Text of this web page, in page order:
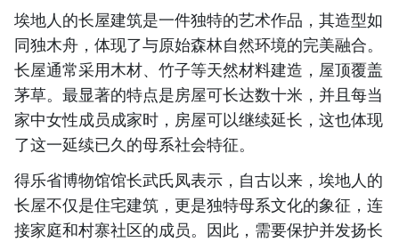
埃地人的长屋建筑是一件独特的艺术作品，其造型如
同独木舟，体现了与原始森林自然环境的完美融合。
长屋通常采用木材、竹子等天然材料建造，屋顶覆盖
茅草。最显著的特点是房屋可长达数十米，并且每当
家中女性成员成家时，房屋可以继续延长，这也体现
了这一延续已久的母系社会特征。
得乐省博物馆馆长武氏凤表示，自古以来，埃地人的
长屋不仅是住宅建筑，更是独特母系文化的象征，连
接家庭和村寨社区的成员。因此，需要保护并发扬长